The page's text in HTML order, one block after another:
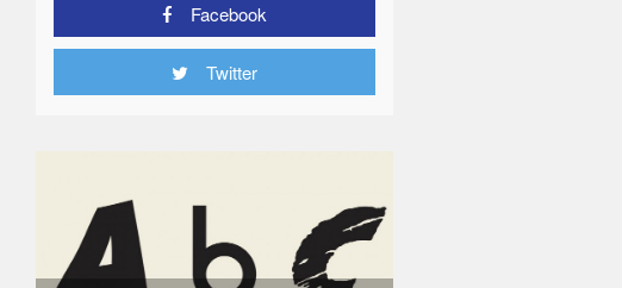
Facebook
Twitter